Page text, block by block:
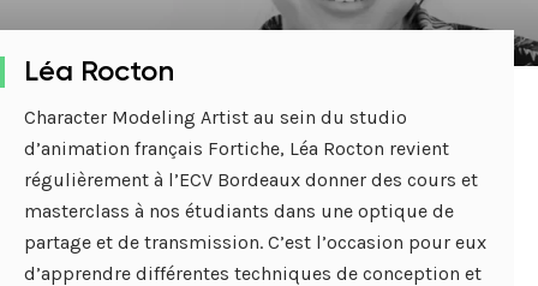
Léa Rocton
Character Modeling Artist au sein du studio
d’animation français Fortiche, Léa Rocton revient
régulièrement à l’ECV Bordeaux donner des cours et
masterclass à nos étudiants dans une optique de
partage et de transmission. C’est l’occasion pour eux
d’apprendre différentes techniques de conception et